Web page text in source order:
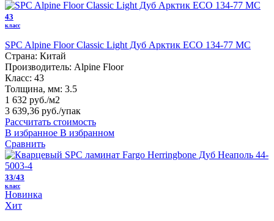
43
класс
SPC Alpine Floor Classic Light Дуб Арктик ECO 134-77 MC
Страна: Китай
Производитель: Alpine Floor
Класс: 43
Толщина, мм: 3.5
1 632 руб./м2
3 639,36 руб./упак
Рассчитать стоимость
В избранное В избранном
Сравнить
33/43
класс
Новинка
Хит